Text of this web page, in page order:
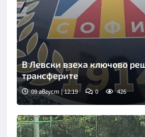
Снимка: БГНЕС
В Левски взеха ключово
трансферите
09 август | 12:19 0 426